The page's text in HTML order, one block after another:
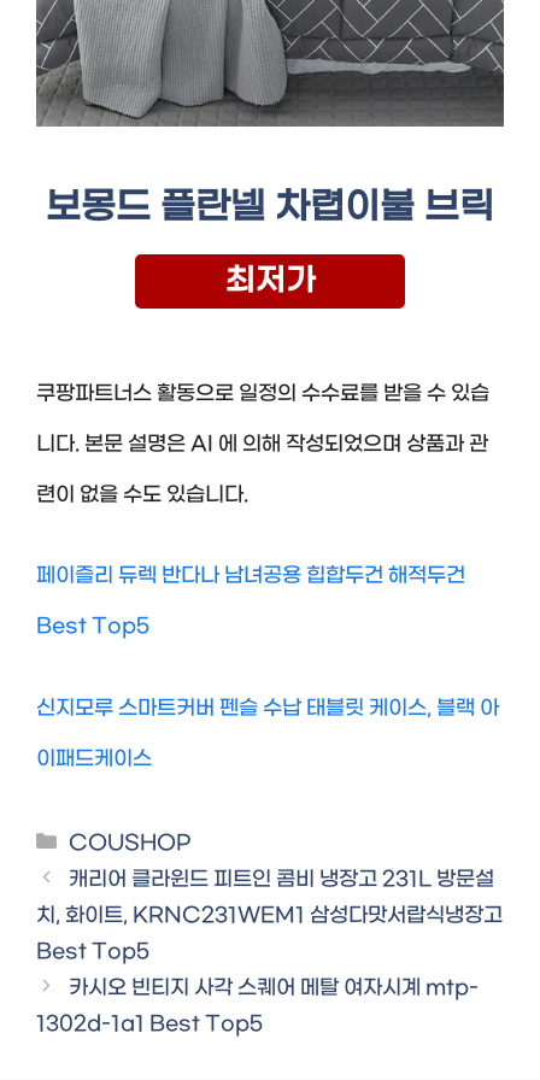
보몽드 플란넬 차렵이불 브릭
최저가
쿠팡파트너스 활동으로 일정의 수수료를 받을 수 있습
니다. 본문 설명은 AI 에 의해 작성되었으며 상품과 관
련이 없을 수도 있습니다.
페이즐리 듀렉 반다나 남녀공용 힙합두건 해적두건
Best Top5
신지모루 스마트커버 펜슬 수납 태블릿 케이스, 블랙 아
이패드케이스
Categories
COUSHOP
캐리어 클라윈드 피트인 콤비 냉장고 231L 방문설
치, 화이트, KRNC231WEM1 삼성다맛서랍식냉장고
Best Top5
카시오 빈티지 사각 스퀘어 메탈 여자시계 mtp-
1302d-1a1 Best Top5